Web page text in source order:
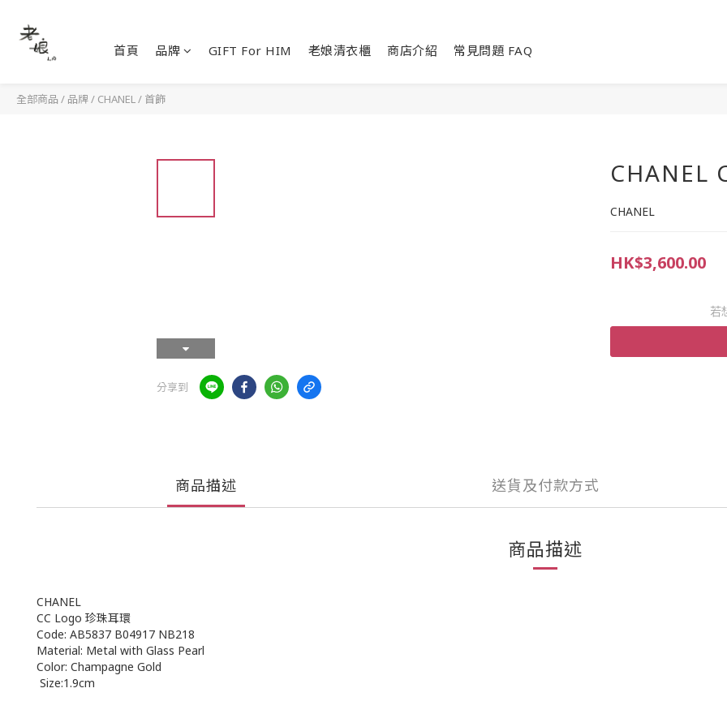
首頁 品牌 GIFT For HIM 老娘清衣櫃 商店介紹 常見問題 FAQ
全部商品 / 品牌/ CHANEL/ 首飾
分享到
CHANEL
CHANEL
HK$3,600.00
若
商品描述 送貨及付款方式
商品描述
CHANEL
CC Logo 珍珠耳環
Code: AB5837 B04917 NB218
Material: Metal with Glass Pearl
Color: Champagne Gold
Size:1.9cm